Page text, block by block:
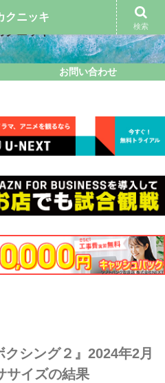
お問い合わせ
クシング２』2024年2月
サイズの結果
クニッキ
検索